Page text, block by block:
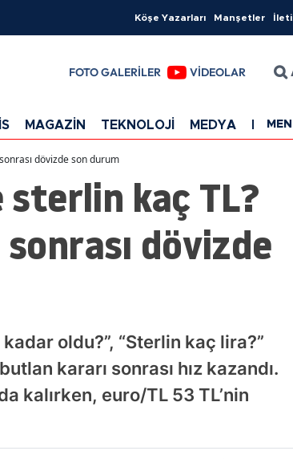
Köşe Yazarları Manşetler
FOTO GALERİLER VİDEOLAR
MAGAZİN TEKNOLOJİ MEDYA
dövizde son durum
sterlin kaç TL?
dövizde
oldu?”, “Sterlin kaç lira?”
kararı sonrası hız kazandı.
kalırken, euro/TL 53 TL’nin